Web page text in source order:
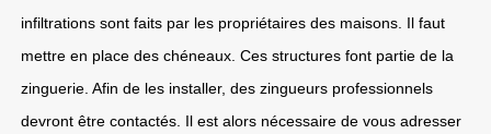
infiltrations sont faits par les propriétaires des maisons. Il faut
mettre en place des chéneaux. Ces structures font partie de la
zinguerie. Afin de les installer, des zingueurs professionnels
devront être contactés. Il est alors nécessaire de vous adresser